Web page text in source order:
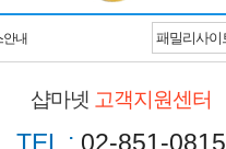
내
샵마넷 고객지원센터
TEL : 02-851-0815